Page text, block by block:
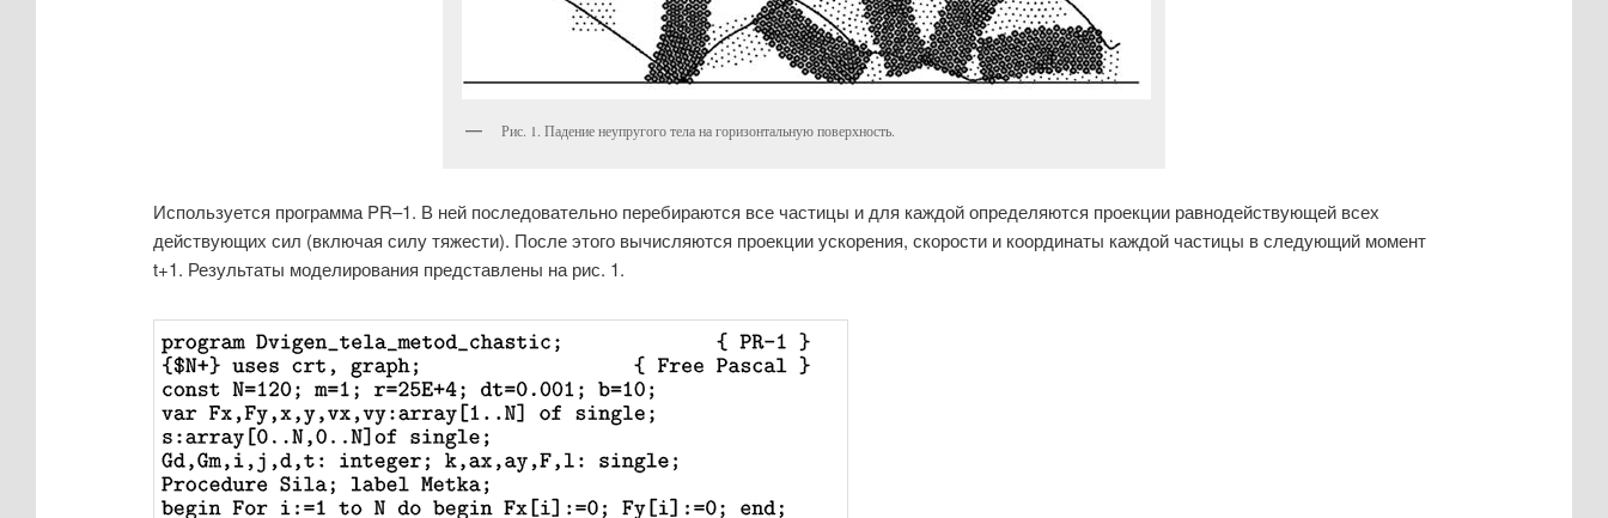
Рис. 1. Падение неупругого тела на горизонтальную поверхность.
Используется программа PR–1. В ней последовательно перебираются все частицы и для каждой определяются проекции равнодействующей всех
действующих сил (включая силу тяжести). После этого вычисляются проекции ускорения, скорости и координаты каждой частицы в следующий момент
t+1. Результаты моделирования представлены на рис. 1.